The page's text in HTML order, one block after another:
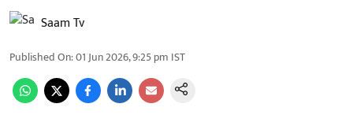
Saam Tv
Published On:01 Jun 2026, 9:25 pm IST